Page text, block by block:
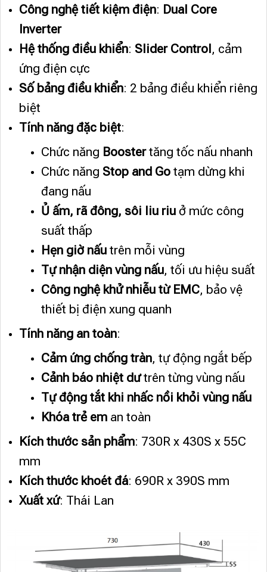
Công nghệ tiết kiệm điện: Dual Core
Inverter
Hệ thống điều khiển: Slider Control, cảm
ứng điện cực
Số bảng điều khiển: 2 bảng điều khiển riêng
biệt
Tính năng đặc biệt:
Chức năng Boostertăng tốc nấu nhanh
Chức năng Stop and Gotạm dừng khi
đang nấu
Ủ ấm, rã đông, sôi liu riuở mức công
suất thấp
Hẹn giờ nấutrên mỗi vùng
Tự nhận diện vùng nấu, tối ưu hiệu suất
Công nghệ khử nhiễu từ EMC, bảo vệ
thiết bị điện xung quanh
Tính năng an toàn:
Cảm ứng chống tràn, tự động ngắt bếp
Cảnh báo nhiệt dưtrên từng vùng nấu
Tự động tắt khi nhấc nồi khỏi vùng nấu
Khóa trẻ eman toàn
Kích thước sản phẩm: 730R x 430S x 55C
mm
Kích thước khoét đá: 690R x 390S mm
Xuất xứ: Thái Lan